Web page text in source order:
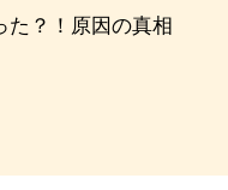
た？！原因の真相